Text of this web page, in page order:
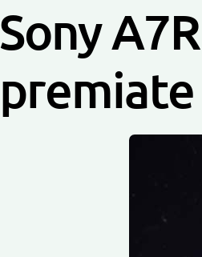
Sony
premiate